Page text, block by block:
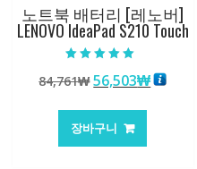
노트북 배터리 [레노버]
LENOVO IdeaPad S210 Touch
5.00
로 평가됨
84,761₩원
가
격:
56,503₩현
장바구니